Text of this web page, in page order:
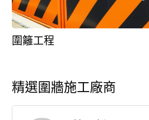
圍籬工程
精選圍牆施工廠商